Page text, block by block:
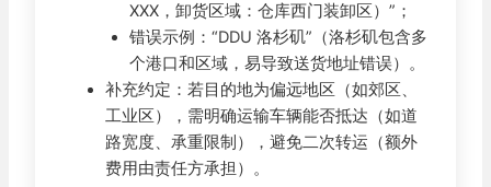
XXX，卸货区域：仓库西门装卸区）”；
错误示例：“DDU 洛杉矶”（洛杉矶包含多
个港口和区域，易导致送货地址错误）。
补充约定：若目的地为偏远地区（如郊区、
工业区），需明确运输车辆能否抵达（如道
路宽度、承重限制），避免二次转运（额外
费用由责任方承担）。